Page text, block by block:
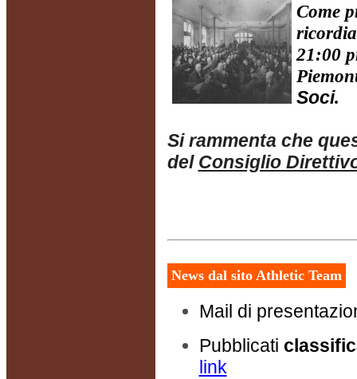
Come
21:00
Soci.
Si rammenta che
del Consiglio
News dal sitoAthletic Team
Mail di
Pubblicati
link